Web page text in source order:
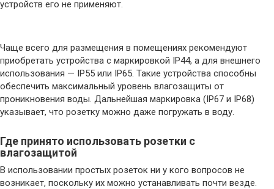
устройств его не применяют.
Чаще всего для размещения в помещениях рекомендуют
приобретать устройства с маркировкой IP44, а для внешнего
использования — IP55 или IP65. Такие устройства способны
обеспечить максимальный уровень влагозащиты от
проникновения воды. Дальнейшая маркировка (IP67 и IP68)
указывает, что розетку можно даже погружать в воду.
Где принято использовать розетки с
влагозащитой
В использовании простых розеток ни у кого вопросов не
возникает, поскольку их можно устанавливать почти везде.